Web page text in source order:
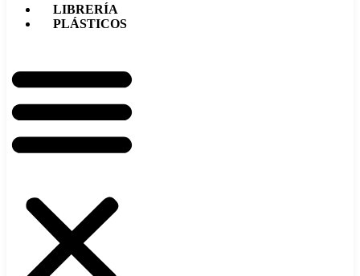
LIBRERÍA
PLÁSTICOS